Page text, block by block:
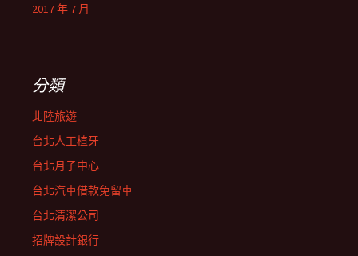
2017 年 7 月
分類
北陸旅遊
台北人工植牙
台北月子中心
台北汽車借款免留車
台北清潔公司
招牌設計銀行